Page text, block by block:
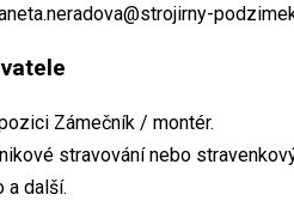
Zámečník / montér.
stravování nebo
a další.